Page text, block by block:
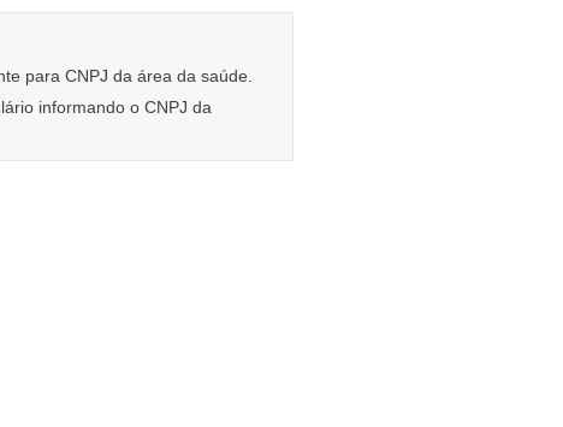
para CNPJ da área da saúde.
informando o CNPJ da